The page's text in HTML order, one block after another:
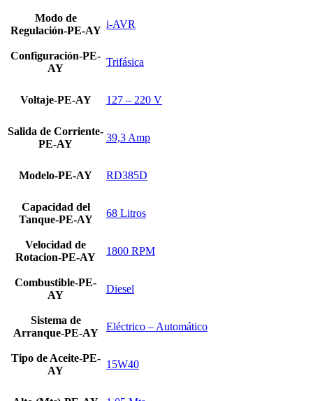
Modo de
Regulación-PE-AY
i-AVR
Configuración-PE-
AY
Trifásica
Voltaje-PE-AY 127 – 220 V
Salida de Corriente-
PE-AY
39,3 Amp
Modelo-PE-AY RD385D
Capacidad del
Tanque-PE-AY
68 Litros
Velocidad de
Rotacion-PE-AY
1800 RPM
Combustible-PE-
AY
Diesel
Sistema de
Arranque-PE-AY
Eléctrico – Automático
Tipo de Aceite-PE-
AY
15W40